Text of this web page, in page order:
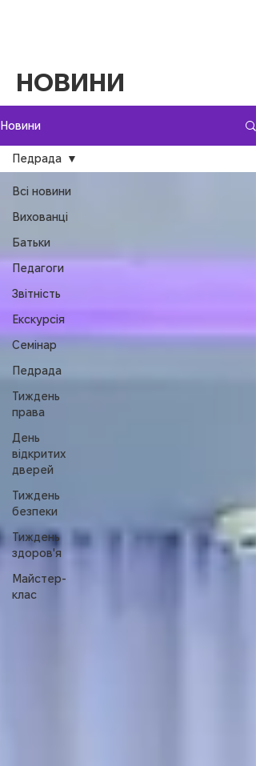
НОВИНИ
Новини
Всі новини
Вихованці
Батьки
Педагоги
Звітність
Екскурсія
Семінар
Педрада
Тиждень
права
День
відкритих
дверей
Тиждень
безпеки
Тиждень
здоров'я
Майстер-
клас
Педрада